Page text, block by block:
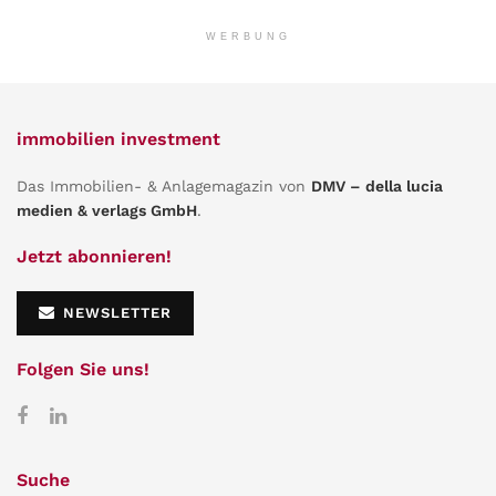
WERBUNG
immobilien investment
Das Immobilien- & Anlagemagazin von DMV – della lucia
medien & verlags GmbH.
Jetzt abonnieren!
NEWSLETTER
Folgen Sie uns!
Suche